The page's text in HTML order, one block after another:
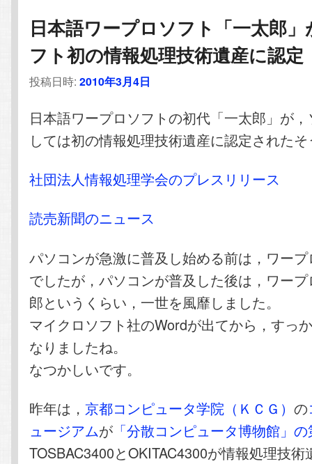
コ
ン
テ
ン
へ
移
動
ン
テ
ン
ツ
移
動
日本語ワープロソフト「一太郎」
フト初の情報処理技術遺産に認定
投稿日時:2010年3月4日
日本語ワープロソフトの初代「一太郎」が
しては初の情報処理技術遺産に認定された
社団法人情報処理学会のプレスリリース
読売新聞のニュース
パソコンが急激に普及し始める前は，ワー
でしたが，パソコンが普及した後は，ワー
郎というくらい，一世を風靡しました。
マイクロソフト社のWordが出てから，すっ
なりましたね。
なつかしいです。
昨年は， 京都コンピュータ学院（ＫＣＧ）の
ュージアムが 「分散コンピュータ博物館」
TOSBAC3400とOKITAC4300が情報処理技